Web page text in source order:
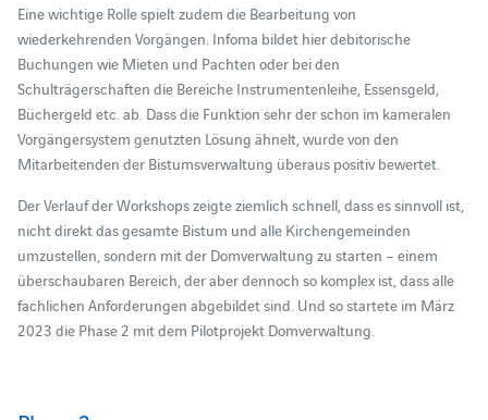
Eine wichtige Rolle spielt zudem die Bearbeitung von
wiederkehrenden Vorgängen. Infoma bildet hier debitorische
Buchungen wie Mieten und Pachten oder bei den
Schulträgerschaften die Bereiche Instrumentenleihe, Essensgeld,
Büchergeld etc. ab. Dass die Funktion sehr der schon im kameralen
Vorgängersystem genutzten Lösung ähnelt, wurde von den
Mitarbeitenden der Bistumsverwaltung überaus positiv bewertet.
Der Verlauf der Workshops zeigte ziemlich schnell, dass es sinnvoll ist,
nicht direkt das gesamte Bistum und alle Kirchengemeinden
umzustellen, sondern mit der Domverwaltung zu starten – einem
überschaubaren Bereich, der aber dennoch so komplex ist, dass alle
fachlichen Anforderungen abgebildet sind. Und so startete im März
2023 die Phase 2 mit dem Pilotprojekt Domverwaltung.